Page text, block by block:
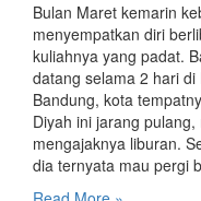
Bulan Maret kemarin
menyempatkan diri
kuliahnya yang padat.
datang selama 2 hari
Bandung, kota
Diyah ini jarang
mengajaknya liburan.
dia ternyata mau pergi